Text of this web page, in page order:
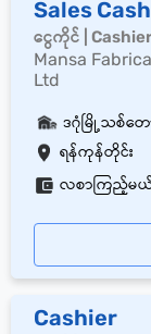
Sales
ငွေကိုင် |
Mansa
Ltd
ရန်ကုန်တိုင်း
ဒဂုံမြို့သစ်တေ
လစာကြည့်မ
Cashier